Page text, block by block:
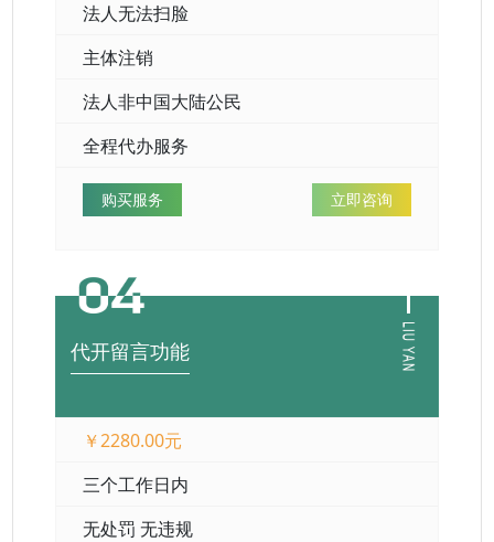
法人无法扫脸
主体注销
法人非中国大陆公民
全程代办服务
购买服务 立即咨询
代开留言功能
￥2280.00元
三个工作日内
无处罚 无违规